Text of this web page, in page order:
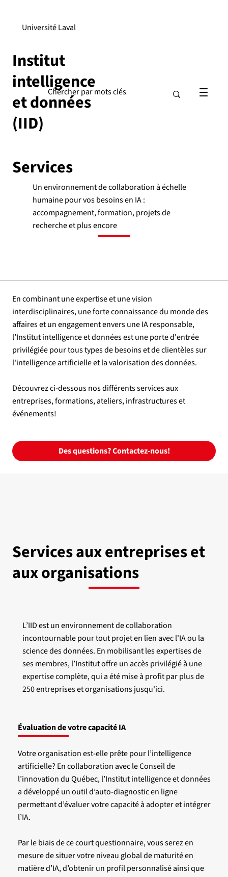
Institut
intelligence
et données
(IID)
Université Laval
Services
Un environnement de collaboration à échelle
humaine pour vos besoins en IA :
accompagnement, formation, projets de
recherche et plus encore
En combinant une expertise et une vision
interdisciplinaires, une forte connaissance du monde des
affaires et un engagement envers une IA responsable,
l’Institut intelligence et données est une porte d'entrée
privilégiée pour tous types de besoins et de clientèles sur
l'intelligence artificielle et la valorisation des données.
Découvrez ci-dessous nos différents services aux
entreprises, formations, ateliers, infrastructures et
événements!
Des questions? Contactez-nous!
Services aux entreprises et
aux organisations
L’IID est un environnement de collaboration
incontournable pour tout projet en lien avec l'IA ou la
science des données. En mobilisant les expertises de
ses membres, l’Institut offre un accès privilégié à une
expertise complète, qui a été mise à profit par plus de
250 entreprises et organisations jusqu'ici.
Évaluation de votre capacité IA
Votre organisation est-elle prête pour l’intelligence
artificielle? En collaboration avec le Conseil de
l’innovation du Québec, l’Institut intelligence et données
a développé un outil d’auto-diagnostic en ligne
permettant d’évaluer votre capacité à adopter et intégrer
l’IA.
Par le biais de ce court questionnaire, vous serez en
mesure de situer votre niveau global de maturité en
matière d’IA, d’obtenir un profil personnalisé ainsi que